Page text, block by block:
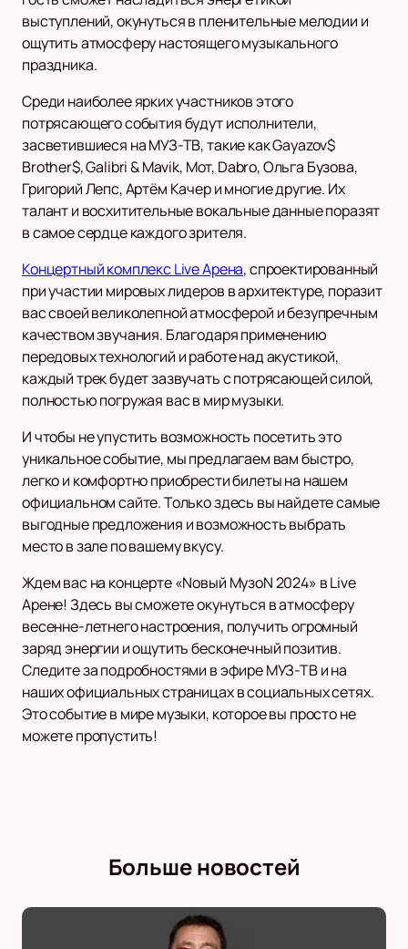
выступлений, окунуться в пленительные мелодии и
ощутить атмосферу настоящего музыкального
праздника.
Среди наиболее ярких участников этого
потрясающего события будут исполнители,
засветившиеся на МУЗ-ТВ, такие как Gayazov$
Brother$, Galibri & Mavik, Мот, Dabro, Ольга Бузова,
Григорий Лепс, Артём Качер и многие другие. Их
талант и восхитительные вокальные данные поразят
в самое сердце каждого зрителя.
Концертный комплекс Live Арена, спроектированный
при участии мировых лидеров в архитектуре, поразит
вас своей великолепной атмосферой и безупречным
качеством звучания. Благодаря применению
передовых технологий и работе над акустикой,
каждый трек будет зазвучать с потрясающей силой,
полностью погружая вас в мир музыки.
И чтобы не упустить возможность посетить это
уникальное событие, мы предлагаем вам быстро,
легко и комфортно приобрести билеты на нашем
официальном сайте. Только здесь вы найдете самые
выгодные предложения и возможность выбрать
место в зале по вашему вкусу.
Ждем вас на концерте «Nовый МузоN 2024» в Live
Арене! Здесь вы сможете окунуться в атмосферу
весенне-летнего настроения, получить огромный
заряд энергии и ощутить бесконечный позитив.
Следите за подробностями в эфире МУЗ-ТВ и на
наших официальных страницах в социальных сетях.
Это событие в мире музыки, которое вы просто не
можете пропустить!
Больше новостей